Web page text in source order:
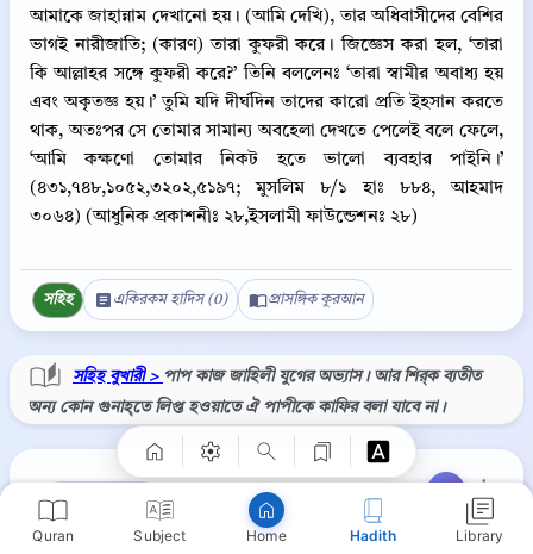
Quran Subject Home Hadith Library
আমাকে জাহান্নাম দেখানো হয়। (আমি দেখি), তার অধিবাসীদের বেশির
ভাগই নারীজাতি; (কারণ) তারা কুফরী করে। জিজ্ঞেস করা হল, ‘তারা
কি আল্লাহর সঙ্গে কুফরী করে?’ তিনি বললেনঃ ‘তারা স্বামীর অবাধ্য হয়
এবং অকৃতজ্ঞ হয়।’ তুমি যদি দীর্ঘদিন তাদের কারো প্রতি ইহসান করতে
থাক, অতঃপর সে তোমার সামান্য অবহেলা দেখতে পেলেই বলে ফেলে,
‘আমি কক্ষণো তোমার নিকট হতে ভালো ব্যবহার পাইনি।’
(৪৩১,৭৪৮,১০৫২,৩২০২,৫১৯৭; মুসলিম ৮/১ হাঃ ৮৮৪, আহমাদ
৩০৬৪) (আধুনিক প্রকাশনীঃ ২৮,ইসলামী ফাউন্ডেশনঃ ২৮)
সহিহ একিরকম হাদিস (0) প্রাসঙ্গিক কুরআন
সহিহ বুখারী > পাপ কাজ জাহিলী যুগের অভ্যাস। আর শির্‌ক ব্যতীত
অন্য কোন গুনাহ্‌তে লিপ্ত হওয়াতে ঐ পাপীকে কাফির বলা যাবে না।
⋮
সহিহ বুখারী ৩০
Copy